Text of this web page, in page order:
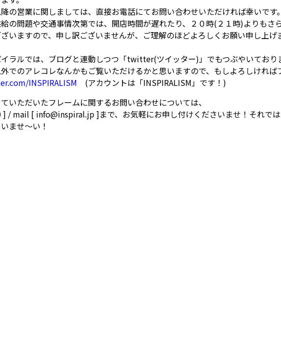
の営業に関しましては、直接お電話にてお問い合わせいただければ幸いです
の問題や交通事情次第では、開店時間が遅れたり、２０時(２１時)よりもさ
いますので、申し訳ございませんが、ご理解のほどよろしくお願い申し上げ
ラルでは、ブログと連動しつつ「twitter(ツイッター)」でもつぶやいており
でのアレコレなんかもご覧いただけるかと思いますので、もしよろしければ
INSPIRALISM (アカウントは「INSPIRALISM」です！)
いただいたフレームに関するお問い合わせについては、
/ mail [ info@inspiral.jp ]まで、お気軽にお申し付けくださいませ！それでは
ませ～い！